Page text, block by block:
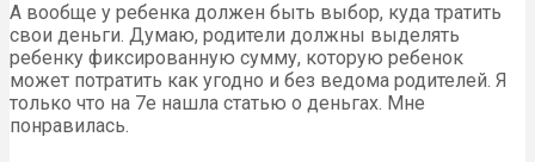
А вообще у ребенка должен быть выбор, куда тратить
свои деньги. Думаю, родители должны выделять
ребенку фиксированную сумму, которую ребенок
может потратить как угодно и без ведома родителей. Я
только что на 7е нашла статью о деньгах. Мне
понравилась.